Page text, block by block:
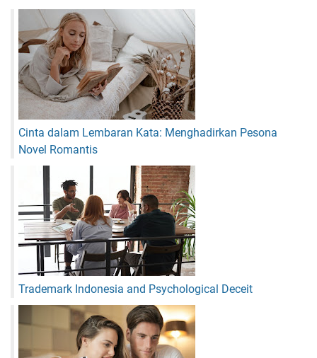
Cinta dalam Lembaran Kata: Menghadirkan Pesona
Novel Romantis
Trademark Indonesia and Psychological Deceit